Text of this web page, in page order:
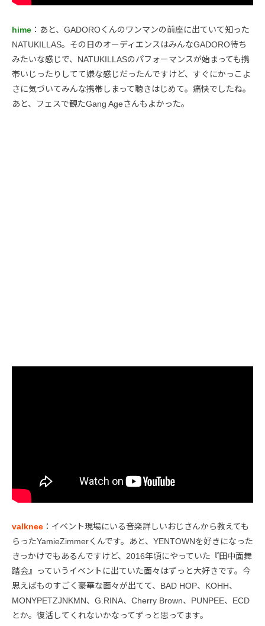
hime ：あと、GADOROくんのワンマンの前座に出ていて知った
NATUKILLAS。その日のオーディエンスはみんなGADORO待ち
みたいな感じで、NATUKILLASのパフォーマンスが始まっても携
帯いじったりしてて嫌な感じだったんですけど、すぐにかっこよ
さに気づいてみんな携帯しまって聴きはじめて。痛快でしたね。
あと、フェスで観たGang Ageさんもよかった。
valknee ：イベント現場にいる音楽詳しいおじさんから教えても
らったYamieZimmerくんです。あと、YENTOWNを好きになった
きっかけでもあるんですけど、2016年頃にやっていた『田中面舞
踏会』っていうイベントに出ていた面々はずっと大好きです。今
思えばものすごく豪華な面々が出てて、BAD HOP、KOHH、
MONYPETZJNKMN、G.RINA、Cherry Brown、PUNPEE、ECD
とか。復活してくれないかなってずっと思ってます。